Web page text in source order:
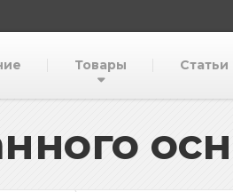
Товары Статьи